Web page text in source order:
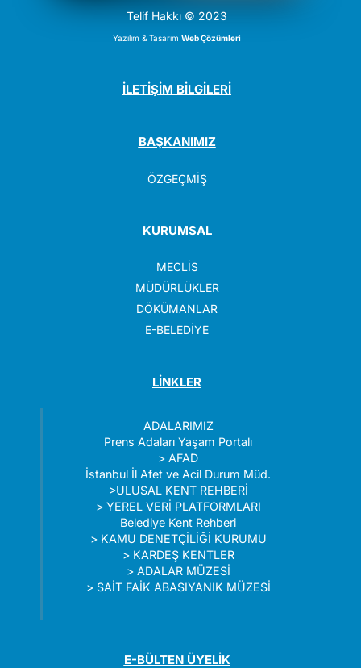
Telif Hakkı © 2023
Yazılım & TasarımWeb Çözümleri
İLETİŞİM BİLGİLERİ
BAŞKANIMIZ
ÖZGEÇMİŞ
KURUMSAL
MECLİS
MÜDÜRLÜKLER
DÖKÜMANLAR
E-BELEDİYE
LİNKLER
ADALARIMIZ
Prens Adaları Yaşam Portalı
>AFAD
İstanbul İl Afet ve Acil Durum Müd.
>ULUSAL KENT REHBERİ
> YEREL VERİ PLATFORMLARI
Belediye Kent Rehberi
> KAMU DENETÇİLİĞİ KURUMU
> KARDEŞ KENTLER
> ADALAR MÜZESİ
> SAİT FAİK ABASIYANIK MÜZESİ
E-BÜLTEN ÜYELİK